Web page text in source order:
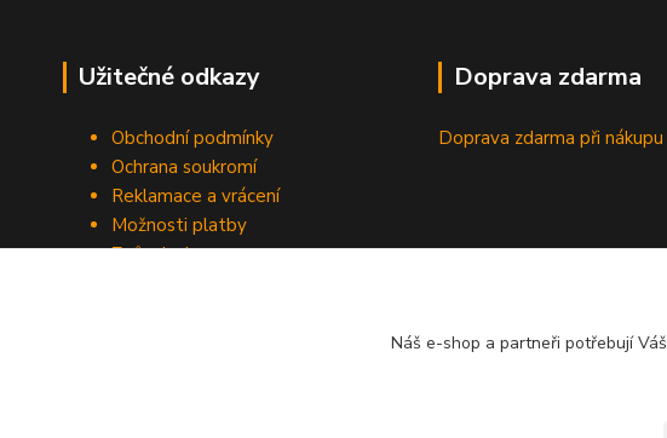
Užitečné odkazy
Obchodní podmínky
Ochrana soukromí
Reklamace a vrácení
Možnosti platby
Způsob dopravy
Doprava zdarma
Doprava zdarma při nákupu
Náš e-shop a partneři potřebují Váš